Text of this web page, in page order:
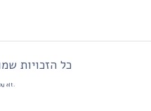
כל הזכויות